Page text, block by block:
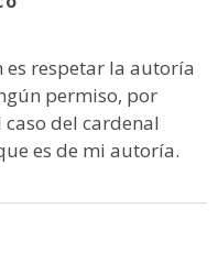
respetar la autoría
permiso, por
del cardenal
es de mi autoría.